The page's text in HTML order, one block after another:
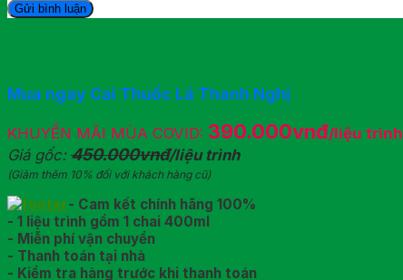
Mua ngay Cai Thuốc Lá Thanh Nghị
KHUYẾN MÃI MÙA COVID: 390.000vnđ/liệu trình
Giá gốc: 450.000vnđ/liệu trình
(Giảm thêm 10% đối với khách hàng cũ)
- Cam kết chính hãng 100%
- 1 liệu trình gồm 1 chai 400ml
- Miễn phí vận chuyển
- Thanh toán tại nhà
- Kiểm tra hàng trước khi thanh toán